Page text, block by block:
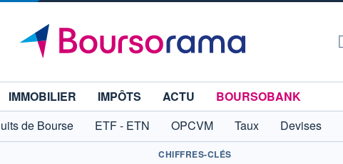
IMMOBILIER IMPÔTS ACTU
BOURSOBANK
de Bourse ETF - ETN OPCVM Taux Devises
CHIFFRES-CLÉS